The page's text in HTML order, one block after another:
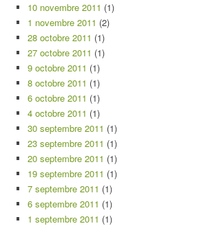
10 novembre 2011 (1)
1 novembre 2011 (2)
28 octobre 2011 (1)
27 octobre 2011 (1)
9 octobre 2011 (1)
8 octobre 2011 (1)
6 octobre 2011 (1)
4 octobre 2011 (1)
30 septembre 2011 (1)
23 septembre 2011 (1)
20 septembre 2011 (1)
19 septembre 2011 (1)
7 septembre 2011 (1)
6 septembre 2011 (1)
1 septembre 2011 (1)